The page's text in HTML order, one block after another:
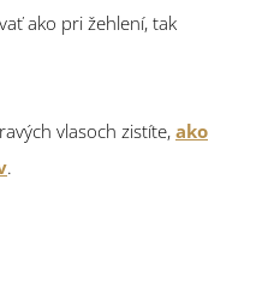
ako pri žehlení, tak
vlasoch zistíte, ako
.